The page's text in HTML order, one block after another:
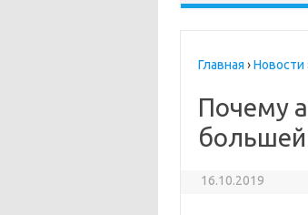
Главная ›Новости
Почему
большей
16.10.2019